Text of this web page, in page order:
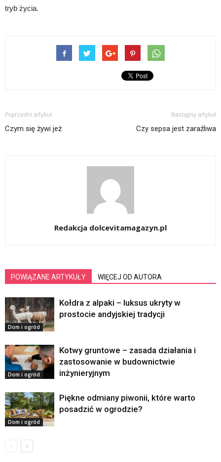
tryb życia.
Poprzedni artykuł
Czym się żywi jeż
Następny artykuł
Czy sepsa jest zaraźliwa
Redakcja dolcevitamagazyn.pl
POWIĄZANE ARTYKUŁY WIĘCEJ OD AUTORA
Dom i ogród
Kołdra z alpaki – luksus ukryty w
prostocie andyjskiej tradycji
Dom i ogród
Kotwy gruntowe – zasada działania i
zastosowanie w budownictwie
inżynieryjnym
Dom i ogród
Piękne odmiany piwonii, które warto
posadzić w ogrodzie?